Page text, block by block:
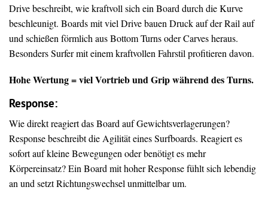
Drive beschreibt, wie kraftvoll sich ein Board durch die Kurve
beschleunigt. Boards mit viel Drive bauen Druck auf der Rail auf
und schießen förmlich aus Bottom Turns oder Carves heraus.
Besonders Surfer mit einem kraftvollen Fahrstil profitieren davon.
Hohe Wertung = viel Vortrieb und Grip während des Turns.
Response:
Wie direkt reagiert das Board auf Gewichtsverlagerungen?
Response beschreibt die Agilität eines Surfboards. Reagiert es
sofort auf kleine Bewegungen oder benötigt es mehr
Körpereinsatz? Ein Board mit hoher Response fühlt sich lebendig
an und setzt Richtungswechsel unmittelbar um.